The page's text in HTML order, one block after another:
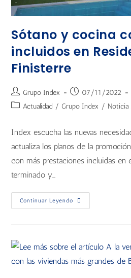
Sótano y cocina
incluidos en
Finisterre
Grupo Index
07/11/2022
Actualidad / Grupo Index / Noticia
Index escucha las nuevas
actualiza los planos de la
con más prestaciones incluidas en
terminado y…
Continuar Leyendo